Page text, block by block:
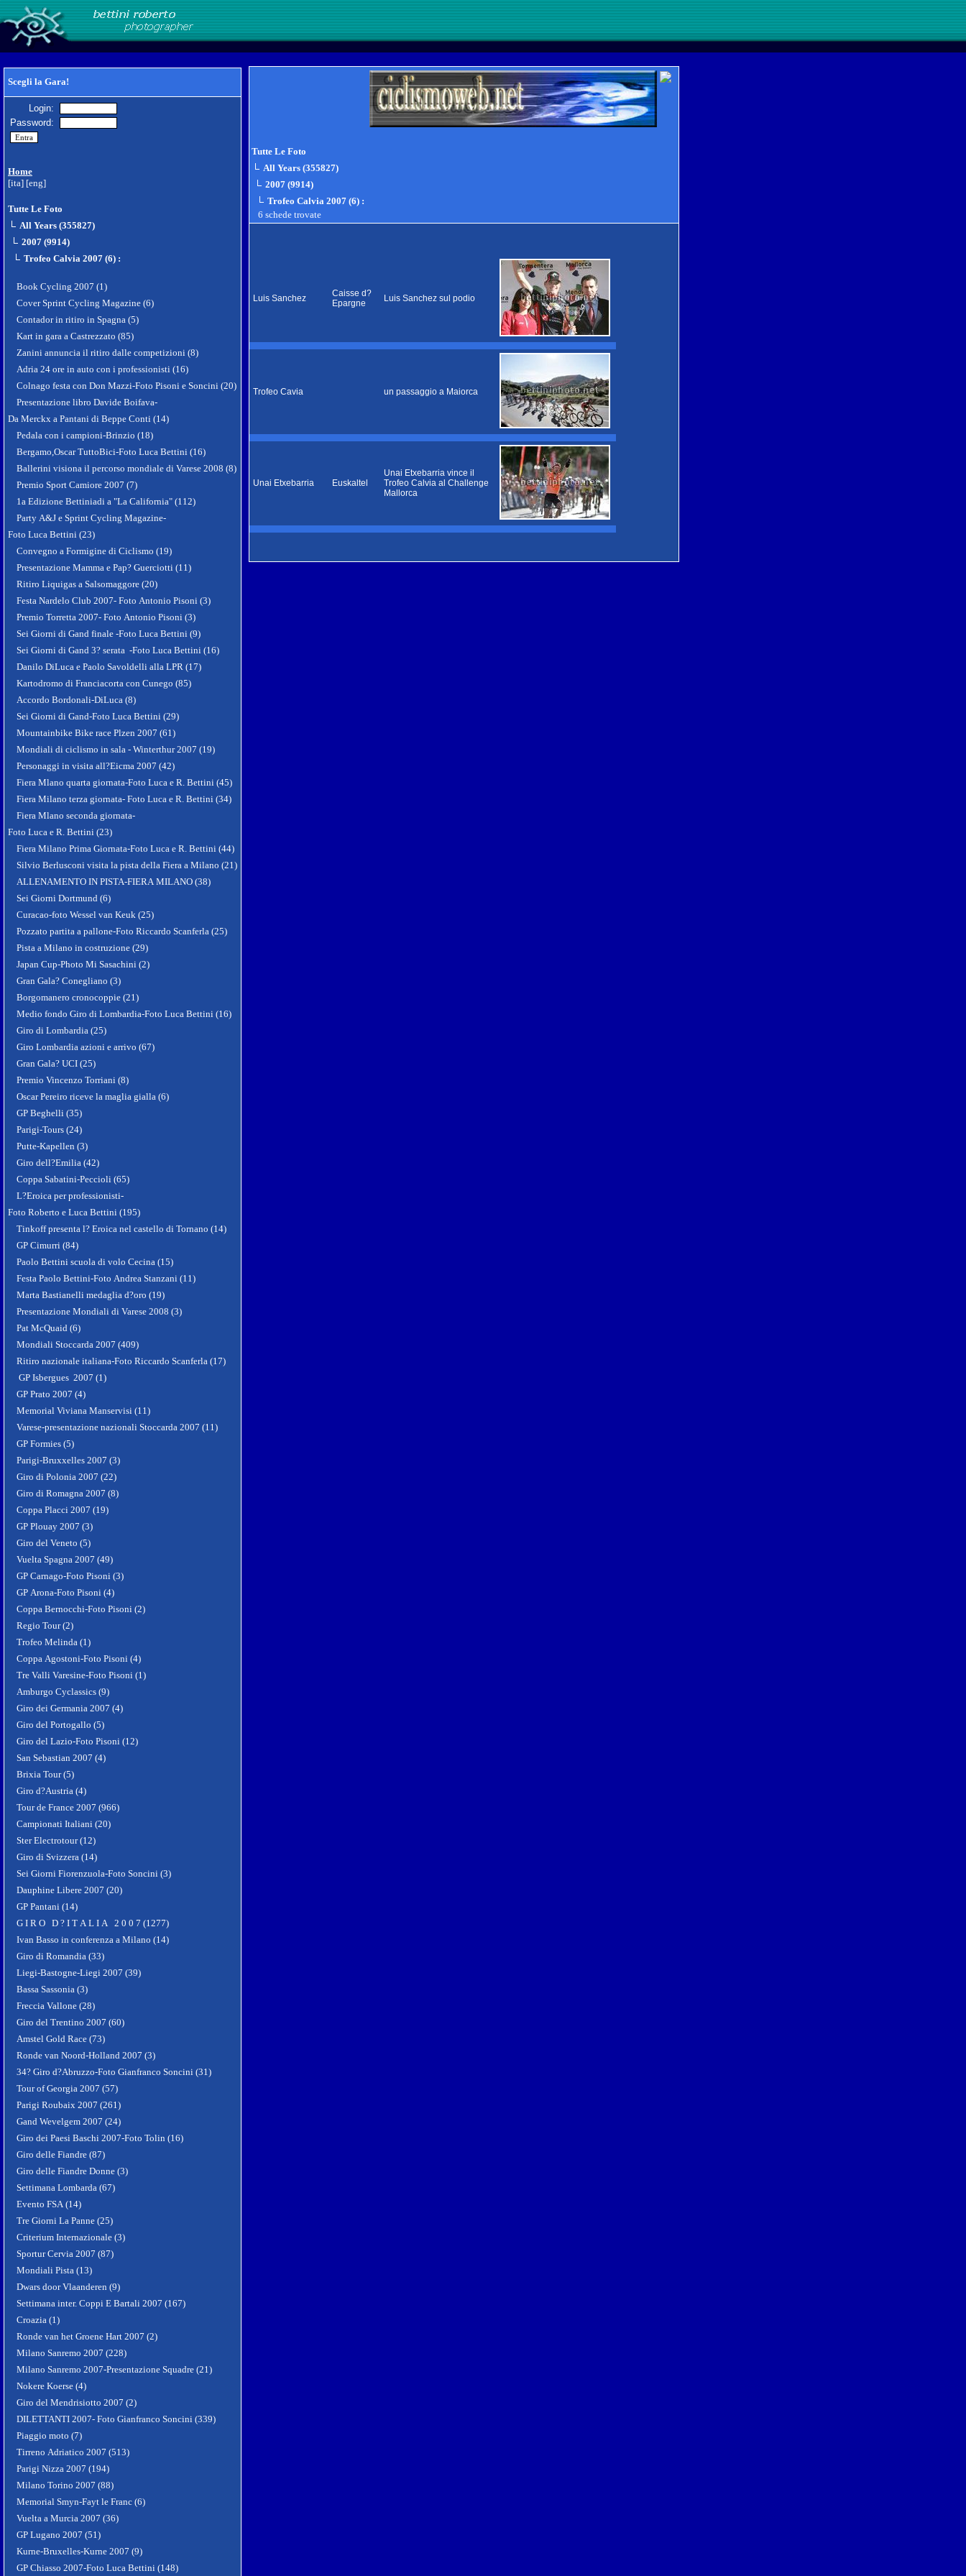
Scegli la Gara!
Login:
Password:
Home
[ita] [eng]
Tutte Le Foto
All Years (355827)
2007 (9914)
Trofeo Calvia 2007 (6) :
Book Cycling 2007 (1)
Cover Sprint Cycling Magazine (6)
Contador in ritiro in Spagna (5)
Kart in gara a Castrezzato (85)
Zanini annuncia il ritiro dalle competizioni (8)
Adria 24 ore in auto con i professionisti (16)
Colnago festa con Don Mazzi-Foto Pisoni e Soncini (20)
Presentazione libro Davide Boifava-
Da Merckx a Pantani di Beppe Conti (14)
Pedala con i campioni-Brinzio (18)
Bergamo,Oscar TuttoBici-Foto Luca Bettini (16)
Ballerini visiona il percorso mondiale di Varese 2008 (8)
Premio Sport Camiore 2007 (7)
1a Edizione Bettiniadi a "La California" (112)
Party A&J e Sprint Cycling Magazine-
Foto Luca Bettini (23)
Convegno a Formigine di Ciclismo (19)
Presentazione Mamma e Pap? Guerciotti (11)
Ritiro Liquigas a Salsomaggore (20)
Festa Nardelo Club 2007- Foto Antonio Pisoni (3)
Premio Torretta 2007- Foto Antonio Pisoni (3)
Sei Giorni di Gand finale -Foto Luca Bettini (9)
Sei Giorni di Gand 3? serata -Foto Luca Bettini (16)
Danilo DiLuca e Paolo Savoldelli alla LPR (17)
Kartodromo di Franciacorta con Cunego (85)
Accordo Bordonali-DiLuca (8)
Sei Giorni di Gand-Foto Luca Bettini (29)
Mountainbike Bike race Plzen 2007 (61)
Mondiali di ciclismo in sala - Winterthur 2007 (19)
Personaggi in visita all?Eicma 2007 (42)
Fiera Mlano quarta giornata-Foto Luca e R. Bettini (45)
Fiera Milano terza giornata- Foto Luca e R. Bettini (34)
Fiera Mlano seconda giornata-
Foto Luca e R. Bettini (23)
Fiera Milano Prima Giornata-Foto Luca e R. Bettini (44)
Silvio Berlusconi visita la pista della Fiera a Milano (21)
ALLENAMENTO IN PISTA-FIERA MILANO (38)
Sei Giorni Dortmund (6)
Curacao-foto Wessel van Keuk (25)
Pozzato partita a pallone-Foto Riccardo Scanferla (25)
Pista a Milano in costruzione (29)
Japan Cup-Photo Mi Sasachini (2)
Gran Gala? Conegliano (3)
Borgomanero cronocoppie (21)
Medio fondo Giro di Lombardia-Foto Luca Bettini (16)
Giro di Lombardia (25)
Giro Lombardia azioni e arrivo (67)
Gran Gala? UCI (25)
Premio Vincenzo Torriani (8)
Oscar Pereiro riceve la maglia gialla (6)
GP Beghelli (35)
Parigi-Tours (24)
Putte-Kapellen (3)
Giro dell?Emilia (42)
Coppa Sabatini-Peccioli (65)
L?Eroica per professionisti-
Foto Roberto e Luca Bettini (195)
Tinkoff presenta l? Eroica nel castello di Tornano (14)
GP Cimurri (84)
Paolo Bettini scuola di volo Cecina (15)
Festa Paolo Bettini-Foto Andrea Stanzani (11)
Marta Bastianelli medaglia d?oro (19)
Presentazione Mondiali di Varese 2008 (3)
Pat McQuaid (6)
Mondiali Stoccarda 2007 (409)
Ritiro nazionale italiana-Foto Riccardo Scanferla (17)
GP Isbergues 2007 (1)
GP Prato 2007 (4)
Memorial Viviana Manservisi (11)
Varese-presentazione nazionali Stoccarda 2007 (11)
GP Formies (5)
Parigi-Bruxxelles 2007 (3)
Giro di Polonia 2007 (22)
Giro di Romagna 2007 (8)
Coppa Placci 2007 (19)
GP Plouay 2007 (3)
Giro del Veneto (5)
Vuelta Spagna 2007 (49)
GP Carnago-Foto Pisoni (3)
GP Arona-Foto Pisoni (4)
Coppa Bernocchi-Foto Pisoni (2)
Regio Tour (2)
Trofeo Melinda (1)
Coppa Agostoni-Foto Pisoni (4)
Tre Valli Varesine-Foto Pisoni (1)
Amburgo Cyclassics (9)
Giro dei Germania 2007 (4)
Giro del Portogallo (5)
Giro del Lazio-Foto Pisoni (12)
San Sebastian 2007 (4)
Brixia Tour (5)
Giro d?Austria (4)
Tour de France 2007 (966)
Campionati Italiani (20)
Ster Electrotour (12)
Giro di Svizzera (14)
Sei Giorni Fiorenzuola-Foto Soncini (3)
Dauphine Libere 2007 (20)
GP Pantani (14)
G I R O D ? I T A L I A 2 0 0 7 (1277)
Ivan Basso in conferenza a Milano (14)
Giro di Romandia (33)
Liegi-Bastogne-Liegi 2007 (39)
Bassa Sassonia (3)
Freccia Vallone (28)
Giro del Trentino 2007 (60)
Amstel Gold Race (73)
Ronde van Noord-Holland 2007 (3)
34? Giro d?Abruzzo-Foto Gianfranco Soncini (31)
Tour of Georgia 2007 (57)
Parigi Roubaix 2007 (261)
Gand Wevelgem 2007 (24)
Giro dei Paesi Baschi 2007-Foto Tolin (16)
Giro delle Fiandre (87)
Giro delle Fiandre Donne (3)
Settimana Lombarda (67)
Evento FSA (14)
Tre Giorni La Panne (25)
Criterium Internazionale (3)
Sportur Cervia 2007 (87)
Mondiali Pista (13)
Dwars door Vlaanderen (9)
Settimana inter. Coppi E Bartali 2007 (167)
Croazia (1)
Ronde van het Groene Hart 2007 (2)
Milano Sanremo 2007 (228)
Milano Sanremo 2007-Presentazione Squadre (21)
Nokere Koerse (4)
Giro del Mendrisiotto 2007 (2)
DILETTANTI 2007- Foto Gianfranco Soncini (339)
Piaggio moto (7)
Tirreno Adriatico 2007 (513)
Parigi Nizza 2007 (194)
Milano Torino 2007 (88)
Memorial Smyn-Fayt le Franc (6)
Vuelta a Murcia 2007 (36)
GP Lugano 2007 (51)
Kurne-Bruxelles-Kurne 2007 (9)
GP Chiasso 2007-Foto Luca Bettini (148)
Tutte Le Foto
All Years (355827)
2007 (9914)
Trofeo Calvia 2007 (6) :
6 schede trovate
Luis Sanchez
Caisse d?
Epargne
Luis Sanchez sul podio
Trofeo Cavia un passaggio a Maiorca
Unai Etxebarria Euskaltel
Unai Etxebarria vince il
Trofeo Calvia al Challenge
Mallorca